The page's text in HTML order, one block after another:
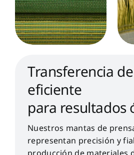
Transferencia
eficiente
para resultados
Nuestros mantas de
representan precisión y